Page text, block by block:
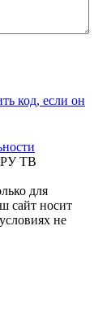
ТВ
для
сайт носит
не